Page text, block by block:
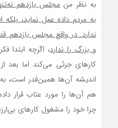
به نظر منمجلس یازدهم
به مردم داده عمل نماید،
ندارد. در واقع مجلس یازدهم
و بزرگ را ندارد، اگرچه ابتدا
کارهای جزئی می‌کند اما بعد
اندیشه آن‌ها همین‌قدر است،
هم آن‌ها را مورد عتاب قرار
چرا خود را مشغول کارهای